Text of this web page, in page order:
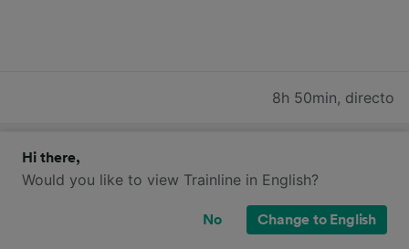
8h 50min, directo
16:04
Hi there,
Would you like to view Trainline in English?
No Change to English